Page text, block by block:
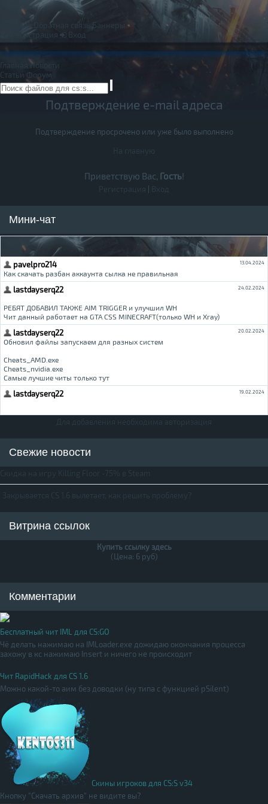
Обратная связь
Баннеры
Регистрация
Вход
Главная
Новости
Статьи Форум
Подтверждение e-mail адреса
Подтверждение просрочено или уже было выполнено
Приветствую Вас, Гость!
Мини-чат
Свежие новости
Витрина ссылок
Купить ссылку здесь
(Цена: 6 руб)
Комментарии
Бесплатный чит IML для CS:GO
Чё делать нажимаю на IMLoader.exe дожидаю окончания процесса
захожу в кс нажимаю Insert и ничего не происходит
Чит RapidHack для CS 1.6
Можно какой-то аим без доводки (ну типа с функцией pSilent)
Скины игроков для CS:S v34
Кнопку "Скачать архив" не видите вы?